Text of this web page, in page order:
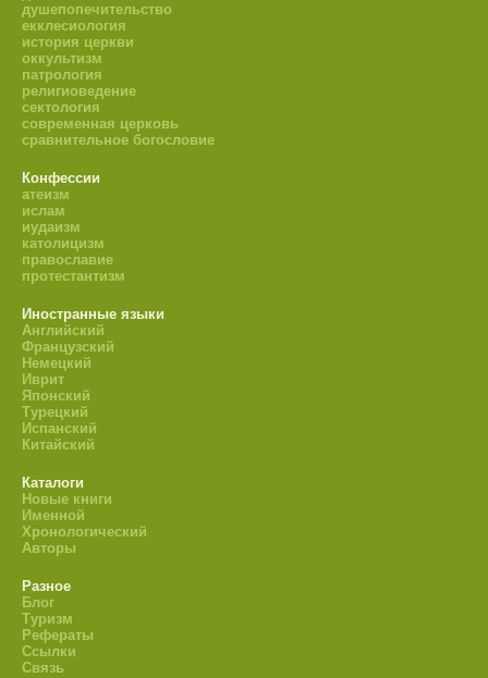
душепопечительство
екклесиология
история церкви
оккультизм
патрология
религиоведение
сектология
современная церковь
сравнительное богословие
Конфессии
атеизм
ислам
иудаизм
католицизм
православие
протестантизм
Иностранные языки
Английский
Французский
Немецкий
Иврит
Японский
Турецкий
Испанский
Китайский
Каталоги
Новые книги
Именной
Хронологический
Авторы
Разное
Блог
Туризм
Рефераты
Ссылки
Связь